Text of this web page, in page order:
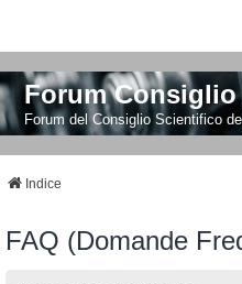
Forum
Forum del Consiglio Scientifico
Indice
FAQ (Domande